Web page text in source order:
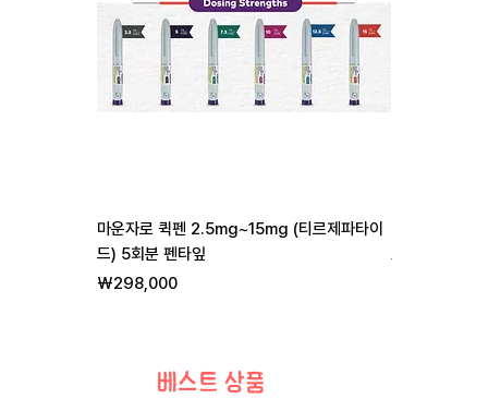
마운자로 퀵펜 2.5mg~15mg (티르제파타이
드) 5회분 펜타잎
가격
₩298,000
일반가
₩255,000
베스트 상품